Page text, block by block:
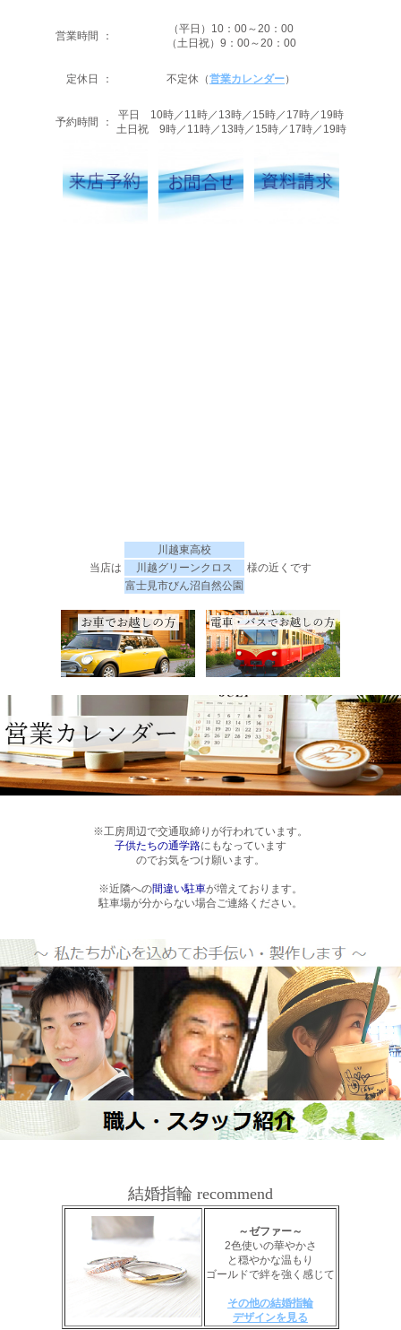
営業時間 ：
（平日）10：00～20：00
（土日祝）9：00～20：00
定休日 ： 不定休（営業カレンダー）
予約時間 ：
平日 10時／11時／13時／15時／17時／19時
土日祝 9時／11時／13時／15時／17時／19時
当店は
川越東高校
様の近くです
川越グリーンクロス
富士見市びん沼自然公園
※工房周辺で交通取締りが行われています。
子供たちの通学路にもなっています
のでお気をつけ願います。
※近隣への間違い駐車が増えております。
駐車場が分からない場合ご連絡ください。
結婚指輪 recommend
～ゼファー～
2色使いの華やかさ
と穏やかな温もり
ゴールドで絆を強く感じて
その他の結婚指輪
デザインを見る